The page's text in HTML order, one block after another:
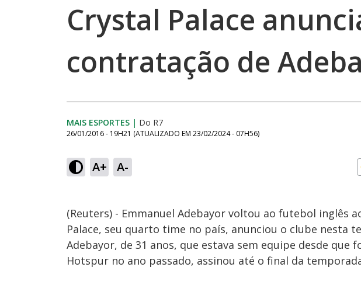
Crystal Palace
contratação de
MAIS ESPORTES | Do R7
26/01/2016 - 19H21 (ATUALIZADO EM 23/02/2024 - 07H56)
A+ A-
(Reuters) - Emmanuel Adebayor voltou ao futebol inglês
Palace, seu quarto time no país, anunciou o clube nesta
Adebayor, de 31 anos, que estava sem equipe desde
Hotspur no ano passado, assinou até o final da